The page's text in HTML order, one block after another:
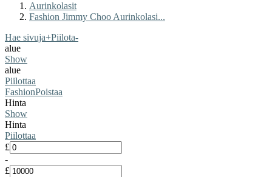
Aurinkolasit
Fashion Jimmy Choo Aurinkolasi...
Hae sivuja+Piilota-
alue
Show
alue
Piilottaa
FashionPoistaa
Hinta
Show
Hinta
Piilottaa
£
-
£